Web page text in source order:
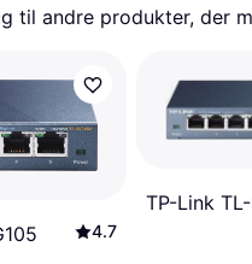
til andre produkter, der
4.7
TP-Link